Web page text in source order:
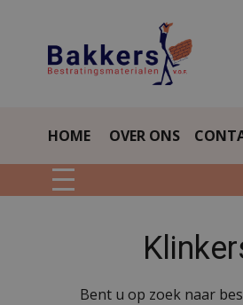
HOME OVER ONS
Bent u op zoek naar